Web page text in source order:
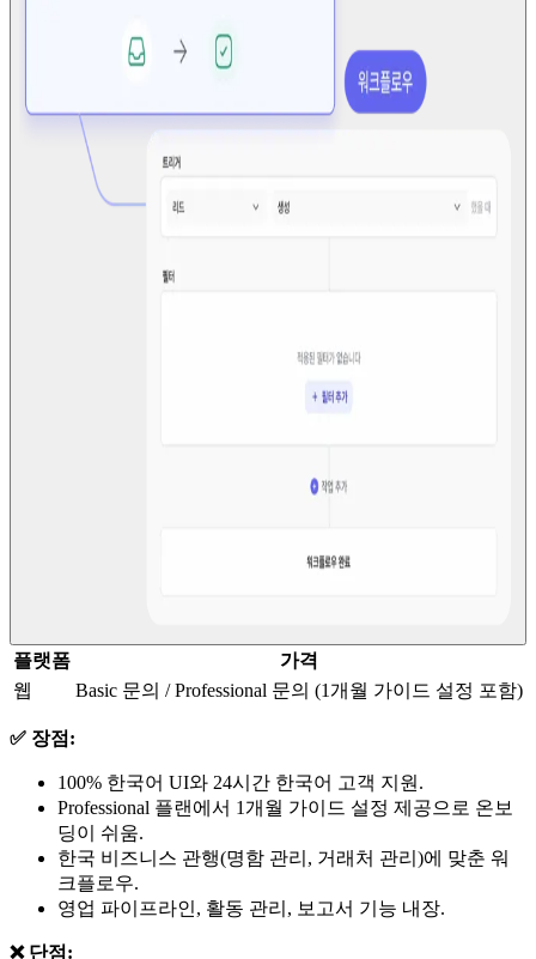
플랫폼
가격
웹
Basic 문의 / Professional 문의 (1개월 가이드 설정 포함)
✅ 장점:
100% 한국어 UI와 24시간 한국어 고객 지원.
Professional 플랜에서 1개월 가이드 설정 제공으로 온보
딩이 쉬움.
한국 비즈니스 관행(명함 관리, 거래처 관리)에 맞춘 워
크플로우.
영업 파이프라인, 활동 관리, 보고서 기능 내장.
❌ 단점: